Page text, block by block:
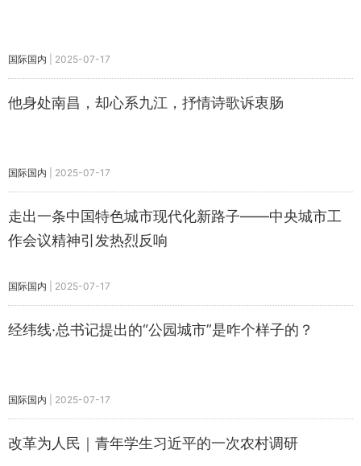
国际国内 2025-07-17
他身处南昌，却心系九江，抒情诗歌诉衷肠
国际国内 2025-07-17
走出一条中国特色城市现代化新路子——中央城市工
作会议精神引发热烈反响
国际国内 2025-07-17
经纬线·总书记提出的“公园城市”是咋个样子的？
国际国内 2025-07-17
改革为人民｜青年学生习近平的一次农村调研